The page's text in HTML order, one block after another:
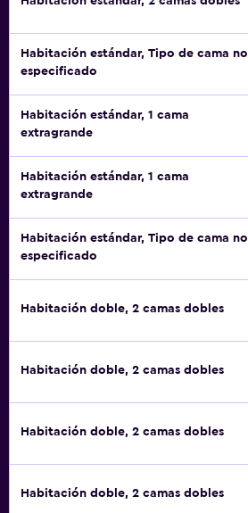
Habitación estándar, Tipo de cama no
especificado
Habitación estándar, 1 cama
extragrande
Habitación estándar, 1 cama
extragrande
Habitación estándar, Tipo de cama no
especificado
Habitación doble, 2 camas dobles
Habitación doble, 2 camas dobles
Habitación doble, 2 camas dobles
Habitación doble, 2 camas dobles